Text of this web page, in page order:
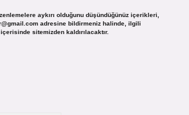
aykırı olduğunu düşündüğünüz içerikleri,
adresine bildirmeniz halinde, ilgili
sitemizden kaldırılacaktır.